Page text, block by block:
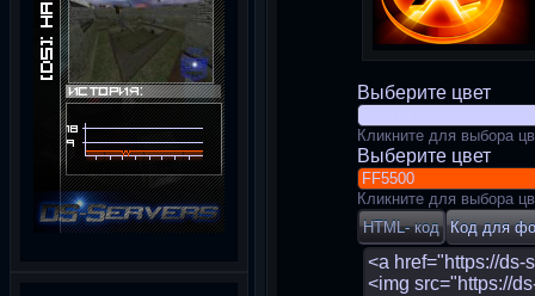
Выберите цвет
Кликните для выбора
Выберите цвет
Кликните для выбора